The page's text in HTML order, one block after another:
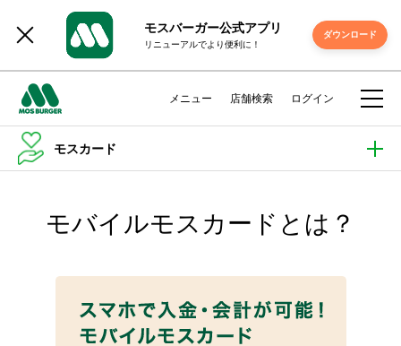
モスバーガー公式アプリ
リニューアルでより便利に！
ダウンロード
メニュー 店舗検索 ログイン
モスカード
モバイルモスカードとは？